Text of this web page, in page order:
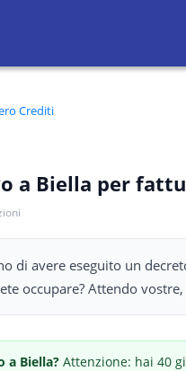
Crediti
a Biella per
di avere eseguito un
occupare? Attendo
a Biella? Attenzione: hai 40